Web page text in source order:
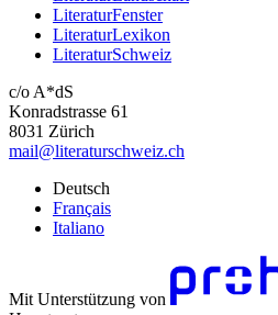
LiteraturFenster
LiteraturLexikon
LiteraturSchweiz
c/o A*dS
Konradstrasse 61
8031 Zürich
mail@literaturschweiz.ch
Deutsch
Français
Italiano
Mit Unterstützung von